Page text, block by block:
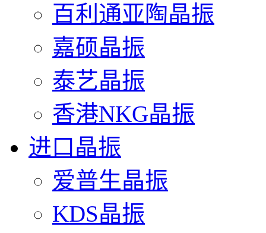
百利通亚陶晶振
嘉硕晶振
泰艺晶振
香港NKG晶振
进口晶振
爱普生晶振
KDS晶振